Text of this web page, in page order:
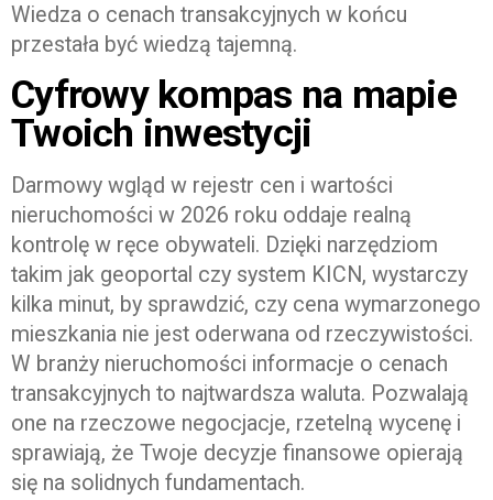
Wiedza o cenach transakcyjnych w końcu
przestała być wiedzą tajemną.
Cyfrowy kompas na mapie
Twoich inwestycji
Darmowy wgląd w rejestr cen i wartości
nieruchomości w 2026 roku oddaje realną
kontrolę w ręce obywateli. Dzięki narzędziom
takim jak geoportal czy system KICN, wystarczy
kilka minut, by sprawdzić, czy cena wymarzonego
mieszkania nie jest oderwana od rzeczywistości.
W branży nieruchomości informacje o cenach
transakcyjnych to najtwardsza waluta. Pozwalają
one na rzeczowe negocjacje, rzetelną wycenę i
sprawiają, że Twoje decyzje finansowe opierają
się na solidnych fundamentach.